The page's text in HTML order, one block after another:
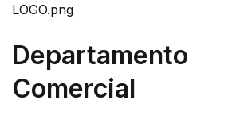
Departamento
Comercial